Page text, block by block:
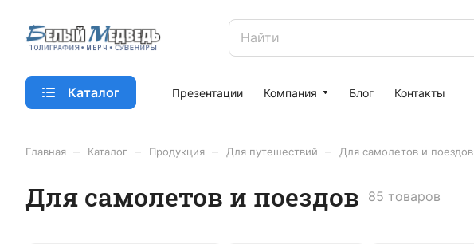
Каталог Презентации Компания Блог Контакты
Главная Каталог Продукция Для путешествий Для самолетов и поездов
Для самолетов и поездов 85 товаров